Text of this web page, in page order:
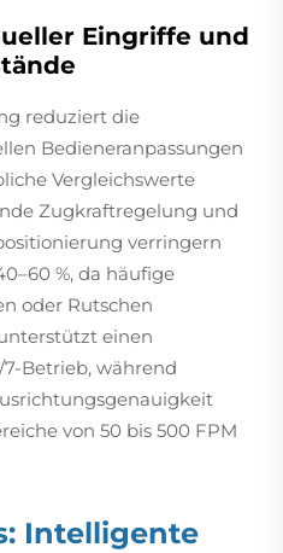
Eingriffe und
reduziert die
Bedieneranpassungen
Vergleichswerte
Zugkraftregelung und
verringern
%, da häufige
oder Rutschen
einen
Betrieb, während
von 50 bis 500 FPM
Intelligente